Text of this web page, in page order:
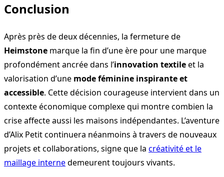
Conclusion
Après près de deux décennies, la fermeture de
Heimstone marque la fin d’une ère pour une marque
profondément ancrée dans l’innovation textileet la
valorisation d’une mode féminine inspirante et
accessible. Cette décision courageuse intervient dans un
contexte économique complexe qui montre combien la
crise affecte aussi les maisons indépendantes. L’aventure
d’Alix Petit continuera néanmoins à travers de nouveaux
projets et collaborations, signe que la créativité et le
maillage internedemeurent toujours vivants.